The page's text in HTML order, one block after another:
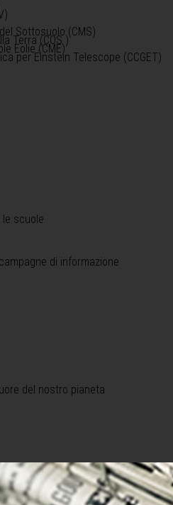
Sottosuolo (CMS)
Terra (COS )
Eolie (CME)
per Einstein Telescope (CCGET)
scuole
di informazione
del nostro pianeta